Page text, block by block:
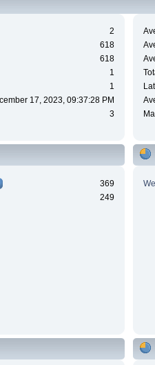
2
618
618
1
1
17, 2023, 09:37:28 PM
3
369
249